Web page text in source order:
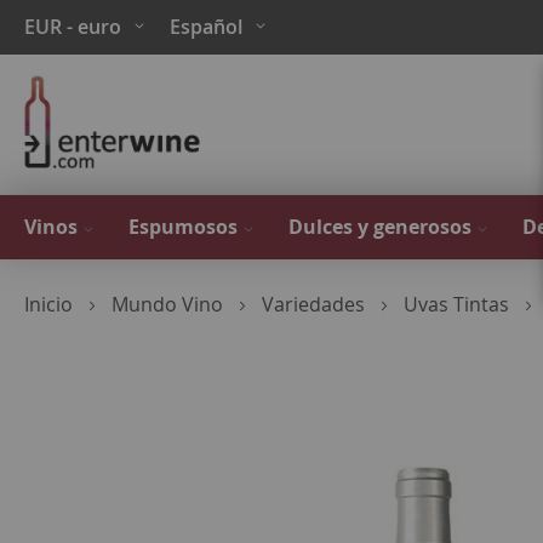
Ir
al
contenido
Moneda
EUR - euro Lenguaje
Español
Vinos Espumosos Dulces y generosos
Inicio Mundo Vino Variedades Uvas Tintas